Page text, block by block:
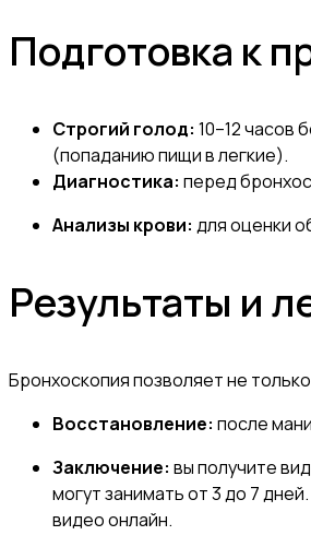
Подготовка к
Строгий голод: 10–12 часов
(попаданию пищи в легкие).
Диагностика: перед
Анализы крови: для оценки
Результаты и
Бронхоскопия позволяет не
Восстановление: после
Заключение: вы получите
могут занимать от 3 до 7
видео онлайн.